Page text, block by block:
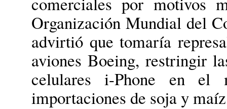
Organización Mundial del
advirtió que tomaría
aviones Boeing, restringir
celulares i-Phone en el
importaciones de soja y